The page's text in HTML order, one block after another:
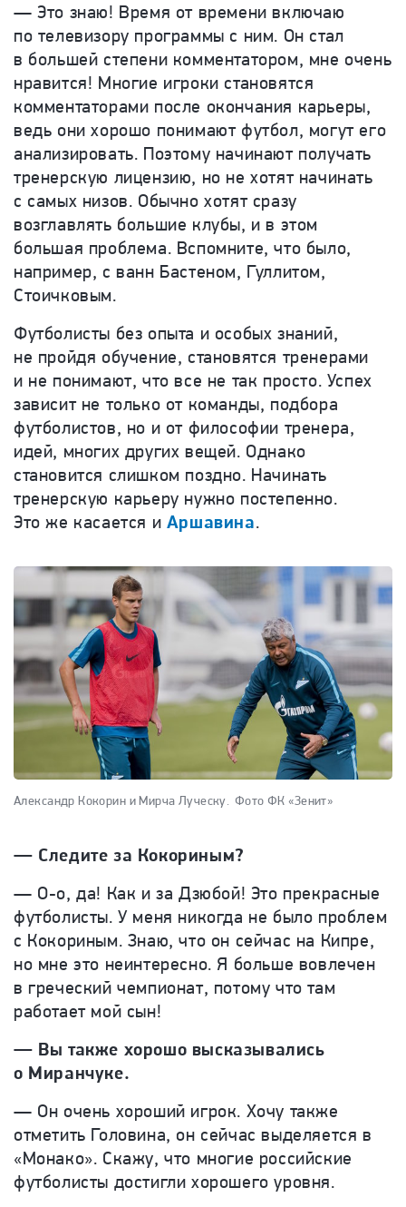
—Это знаю! Время от времени включаю
по телевизору программы с ним. Он стал
в большей степени комментатором, мне очень
нравится! Многие игроки становятся
комментаторами после окончания карьеры,
ведь они хорошо понимают футбол, могут его
анализировать. Поэтому начинают получать
тренерскую лицензию, но не хотят начинать
с самых низов. Обычно хотят сразу
возглавлять большие клубы, и в этом
большая проблема. Вспомните, что было,
например, с ванн Бастеном, Гуллитом,
Стоичковым.
Футболисты без опыта и особых знаний,
не пройдя обучение, становятся тренерами
и не понимают, что все не так просто. Успех
зависит не только от команды, подбора
футболистов, но и от философии тренера,
идей, многих других вещей. Однако
становится слишком поздно. Начинать
тренерскую карьеру нужно постепенно.
Это же касается и Аршавина.
Александр Кокорин и Мирча Луческу. Фото ФК «Зенит»
— Следите за Кокориным?
— О-о, да! Как и за Дзюбой! Это прекрасные
футболисты. У меня никогда не было проблем
с Кокориным. Знаю, что он сейчас на Кипре,
но мне это неинтересно. Я больше вовлечен
в греческий чемпионат, потому что там
работает мой сын!
— Вы также хорошо высказывались
о Миранчуке.
— Он очень хороший игрок. Хочу также
отметить Головина, он сейчас выделяется в
«Монако». Скажу, что многие российские
футболисты достигли хорошего уровня.